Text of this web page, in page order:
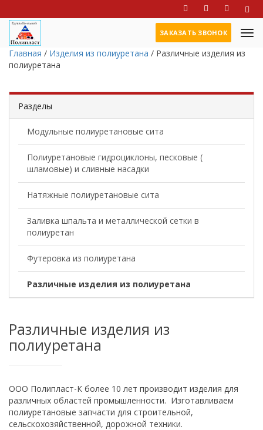
ЗАКАЗАТЬ ЗВОНОК
Главная / Изделия из полиуретана / Различные изделия из
полиуретана
Разделы
Модульные полиуретановые сита
Полиуретановые гидроциклоны, песковые (
шламовые) и сливные насадки
Натяжные полиуретановые сита
Заливка шпальта и металлической сетки в
полиуретан
Футеровка из полиуретана
Различные изделия из полиуретана
Различные изделия из
полиуретана
ООО Полипласт-К более 10 лет производит изделия для
различных областей промышленности. Изготавливаем
полиуретановые запчасти для строительной,
сельскохозяйственной, дорожной техники.